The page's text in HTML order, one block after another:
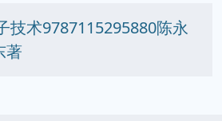
技术9787115295880陈永
著